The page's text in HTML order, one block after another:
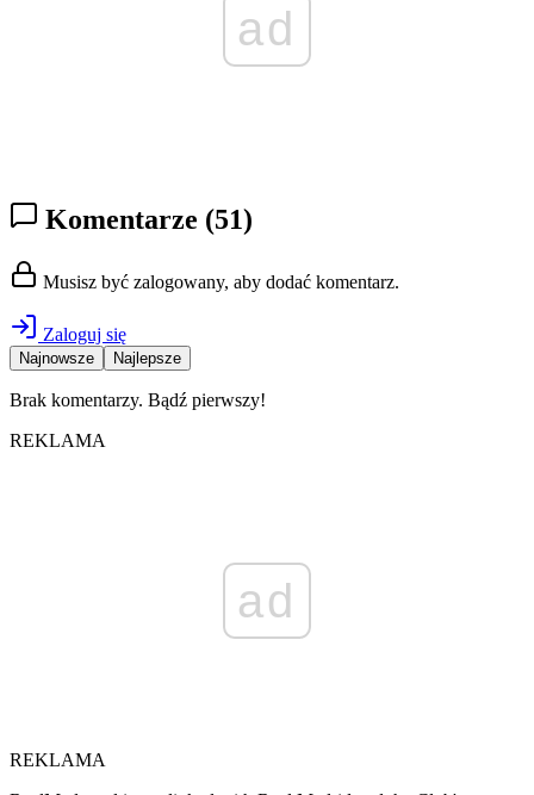
ad
Komentarze (51)
Musisz być zalogowany, aby dodać komentarz.
Zaloguj się
Najnowsze Najlepsze
Brak komentarzy. Bądź pierwszy!
REKLAMA
ad
REKLAMA